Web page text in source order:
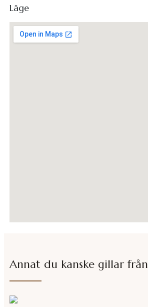
Läge
Annat du kanske gillar från